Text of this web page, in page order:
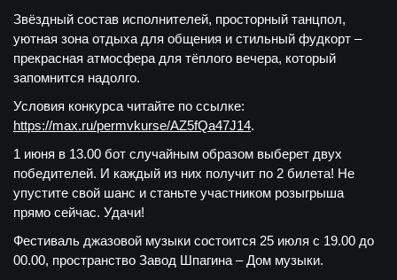
Звёздный состав исполнителей, просторный танцпол,
уютная зона отдыха для общения и стильный фудкорт –
прекрасная атмосфера для тёплого вечера, который
запомнится надолго.
Условия конкурса читайте по ссылке:
https://max.ru/permvkurse/AZ5fQa47J14.
1 июня в 13.00 бот случайным образом выберет двух
победителей. И каждый из них получит по 2 билета! Не
упустите свой шанс и станьте участником розыгрыша
прямо сейчас. Удачи!
Фестиваль джазовой музыки состоится 25 июля с 19.00 до
00.00, пространство Завод Шпагина – Дом музыки.